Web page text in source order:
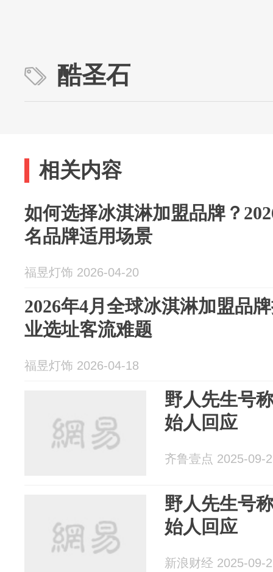
酷圣石
相关内容
如何选择冰淇淋加盟品牌？
名品牌适用场景
福昱灯饰 2026-04-20
2026年4月全球冰淇淋加盟品
业选址客流难题
福昱灯饰 2026-04-18
野人先生号
始人回应
齐鲁壹点 2025-09-
野人先生号
始人回应
新浪财经 2025-09-